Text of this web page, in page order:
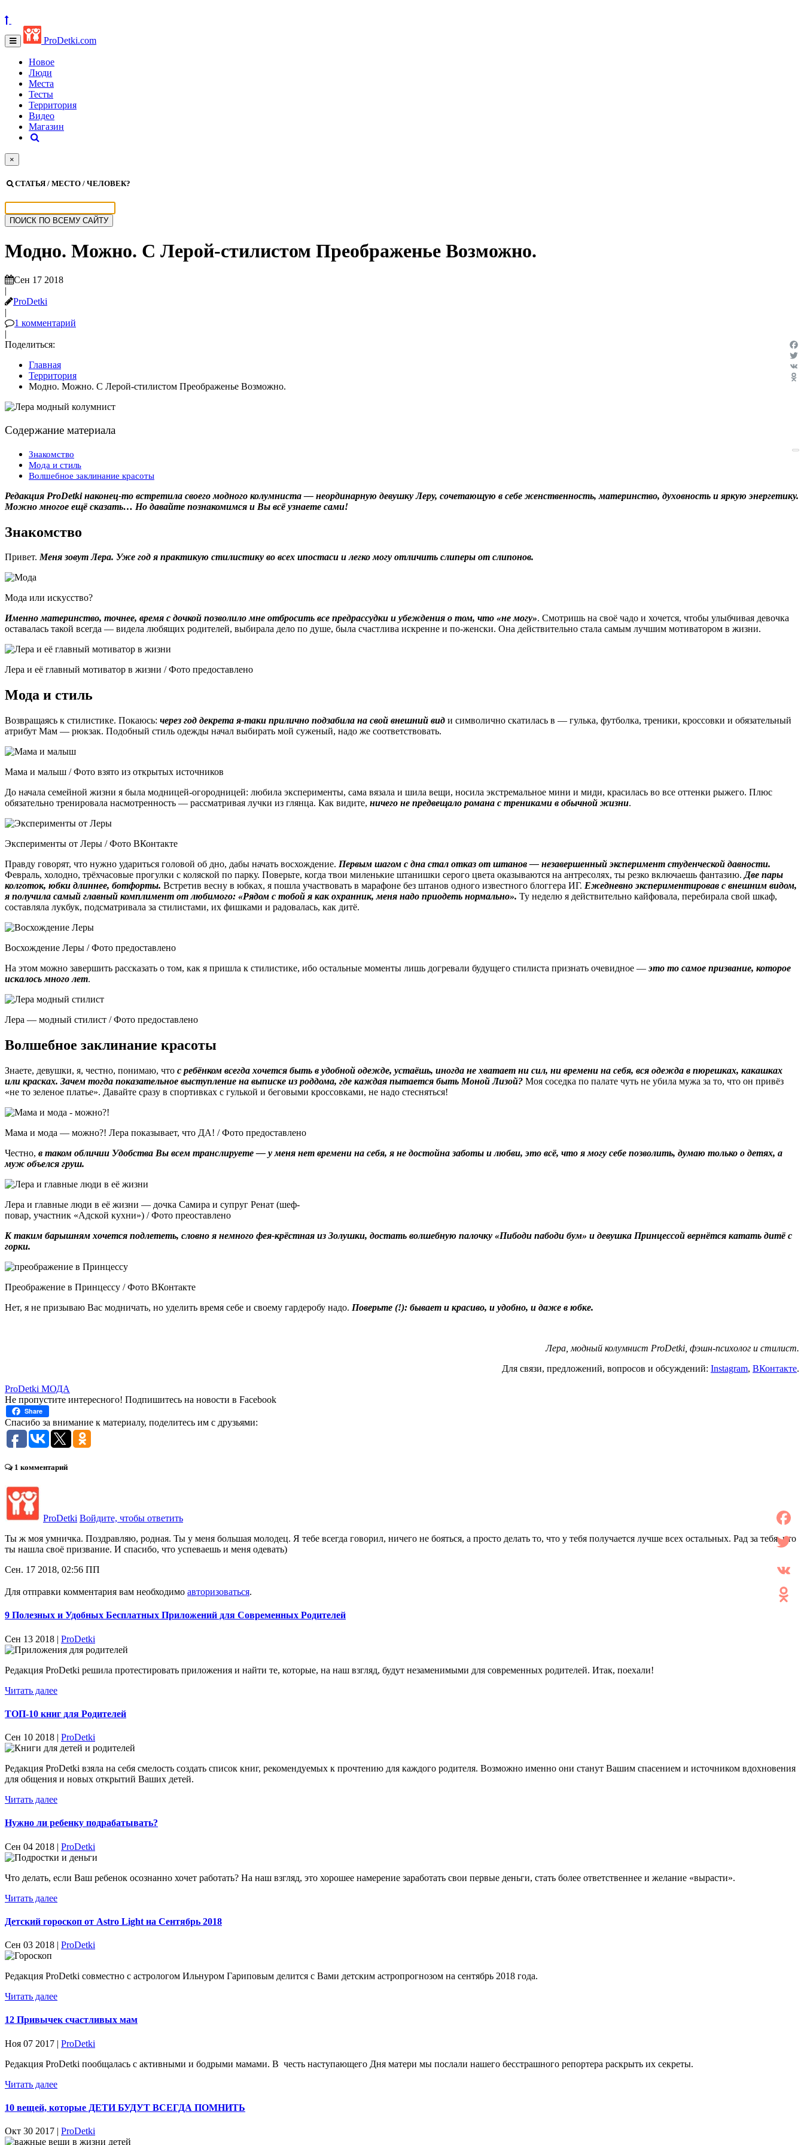
ProDetki.com
Новое
Люди
Места
Тесты
Территория
Видео
Магазин
×
СТАТЬЯ / МЕСТО / ЧЕЛОВЕК?
Модно. Можно. С Лерой-стилистом Преображенье Возможно.
Сен 17 2018
|
ProDetki
|
1 комментарий
|
Поделиться:
VK
Главная
Территория
Модно. Можно. С Лерой-стилистом Преображенье Возможно.
Содержание материала
Знакомство
Мода и стиль
Волшебное заклинание красоты
Редакция ProDetki наконец-то встретила своего модного колумниста — неординарную девушку Леру, сочетающую в себе женственность, материнство, духовность и яркую энергетику.
Можно многое ещё сказать… Но давайте познакомимся и Вы всё узнаете сами!
Знакомство
Привет.Меня зовут Лера. Уже год я практикую стилистику во всех ипостаси и легко могу отличить слиперы от слипонов.
Мода или искусство?
Именно материнство, точнее, время с дочкой позволило мне отбросить все предрассудки и убеждения о том, что «не могу». Смотришь на своё чадо и хочется, чтобы улыбчивая девочка
оставалась такой всегда — видела любящих родителей, выбирала дело по душе, была счастлива искренне и по-женски. Она действительно стала самым лучшим мотиватором в жизни.
Лера и её главный мотиватор в жизни / Фото предоставлено
Мода и стиль
Возвращаясь к стилистике. Покаюсь: через год декрета я-таки прилично подзабила на свой внешний вид и символично скатилась в — гулька, футболка, треники, кроссовки и обязательный
атрибут Мам — рюкзак. Подобный стиль одежды начал выбирать мой суженый, надо же соответствовать.
Мама и малыш / Фото взято из открытых источников
До начала семейной жизни я была модницей-огородницей: любила эксперименты, сама вязала и шила вещи, носила экстремальное мини и миди, красилась во все оттенки рыжего. Плюс
обязательно тренировала насмотренность — рассматривая лучки из глянца. Как видите, ничего не предвещало романа с трениками в обычной жизни.
Эксперименты от Леры / Фото ВКонтакте
Правду говорят, что нужно удариться головой об дно, дабы начать восхождение. Первым шагом с дна стал отказ от штанов — незавершенный эксперимент студенческой давности.
Февраль, холодно, трёхчасовые прогулки с коляской по парку. Поверьте, когда твои миленькие штанишки серого цвета оказываются на антресолях, ты резко включаешь фантазию. Две пары
колготок, юбки длиннее, ботфорты. Встретив весну в юбках, я пошла участвовать в марафоне без штанов одного известного блоггера ИГ. Ежедневно экспериментировав с внешним видом,
я получила самый главный комплимент от любимого: «Рядом с тобой я как охранник, меня надо приодеть нормально». Ту неделю я действительно кайфовала, перебирала свой шкаф,
составляла лукбук, подсматривала за стилистами, их фишками и радовалась, как дитё.
Восхождение Леры / Фото предоставлено
На этом можно завершить рассказать о том, как я пришла к стилистике, ибо остальные моменты лишь догревали будущего стилиста признать очевидное —это то самое призвание, которое
искалось много лет.
Лера — модный стилист / Фото предоставлено
Волшебное заклинание красоты
Знаете, девушки, я, честно, понимаю, что с ребёнком всегда хочется быть в удобной одежде, устаёшь, иногда не хватает ни сил, ни времени на себя, вся одежда в пюрешках, какашках
или красках. Зачем тогда показательное выступление на выписке из роддома, где каждая пытается быть Моной Лизой? Моя соседка по палате чуть не убила мужа за то, что он привёз
«не то зеленое платье». Давайте сразу в спортивках с гулькой и беговыми кроссовками, не надо стесняться!
Мама и мода — можно?! Лера показывает, что ДА! / Фото предоставлено
Честно, в таком обличии Удобства Вы всем транслируете — у меня нет времени на себя, я не достойна заботы и любви, это всё, что я могу себе позволить, думаю только о детях, а
муж объелся груш.
Лера и главные люди в её жизни — дочка Самира и супруг Ренат (шеф-
повар, участник «Адской кухни») / Фото преоставлено
К таким барышням хочется подлететь, словно я немного фея-крёстная из Золушки, достать волшебную палочку «Пибоди пабоди бум» и девушка Принцессой вернётся катать дитё с
горки.
Преображение в Принцессу / Фото ВКонтакте
Нет, я не призываю Вас модничать, но уделить время себе и своему гардеробу надо. Поверьте (!): бывает и красиво, и удобно, и даже в юбке.
Лера, модный колумнист ProDetki, фэшн-психолог и стилист.
Для связи, предложений, вопросов и обсуждений: Instagram, ВКонтакте.
ProDetki МОДА
Не пропустите интересного! Подпишитесь на новости в Facebook
Share
Спасибо за внимание к материалу, поделитесь им с друзьями:
1 комментарий
ProDetki Войдите, чтобы ответить
Ты ж моя умничка. Поздравляю, родная. Ты у меня большая молодец. Я тебе всегда говорил, ничего не бояться, а просто делать то, что у тебя получается лучше всех остальных. Рад за тебя, что
ты нашла своё призвание. И спасибо, что успеваешь и меня одевать)
Сен. 17 2018, 02:56 ПП
Для отправки комментария вам необходимо авторизоваться.
9 Полезных и Удобных Бесплатных Приложений для Современных Родителей
Сен 13 2018 | ProDetki
Редакция ProDetki решила протестировать приложения и найти те, которые, на наш взгляд, будут незаменимыми для современных родителей. Итак, поехали!
Читать далее
ТОП-10 книг для Родителей
Сен 10 2018 | ProDetki
Редакция ProDetki взяла на себя смелость создать список книг, рекомендуемых к прочтению для каждого родителя. Возможно именно они станут Вашим спасением и источником вдохновения
для общения и новых открытий Ваших детей.
Читать далее
Нужно ли ребенку подрабатывать?
Сен 04 2018 | ProDetki
Что делать, если Ваш ребенок осознанно хочет работать? На наш взгляд, это хорошее намерение заработать свои первые деньги, стать более ответственнее и желание «вырасти».
Читать далее
Детский гороскоп от Astro Light на Сентябрь 2018
Сен 03 2018 | ProDetki
Редакция ProDetki совместно с астрологом Ильнуром Гариповым делится с Вами детским астропрогнозом на сентябрь 2018 года.
Читать далее
12 Привычек счастливых мам
Ноя 07 2017 | ProDetki
Редакция ProDetki пообщалась с активными и бодрыми мамами. В честь наступающего Дня матери мы послали нашего бесстрашного репортера раскрыть их секреты.
Читать далее
10 вещей, которые ДЕТИ БУДУТ ВСЕГДА ПОМНИТЬ
Окт 30 2017 | ProDetki
VK